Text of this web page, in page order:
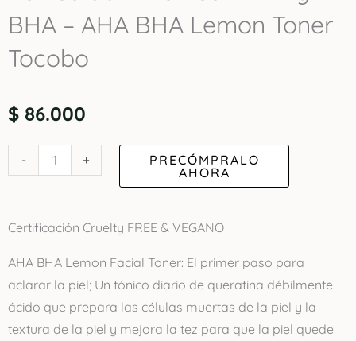
BHA – AHA BHA Lemon Toner
Tocobo
$ 86.000
-
de
con
y
BHA
-
AHA
+
PRECÓMPRALO
AHORA
Certificación Cruelty FREE & VEGANO
AHA BHA Lemon Facial Toner: El primer paso para
aclarar la piel; Un tónico diario de queratina débilmente
ácido que prepara las células muertas de la piel y la
textura de la piel y mejora la tez para que la piel quede